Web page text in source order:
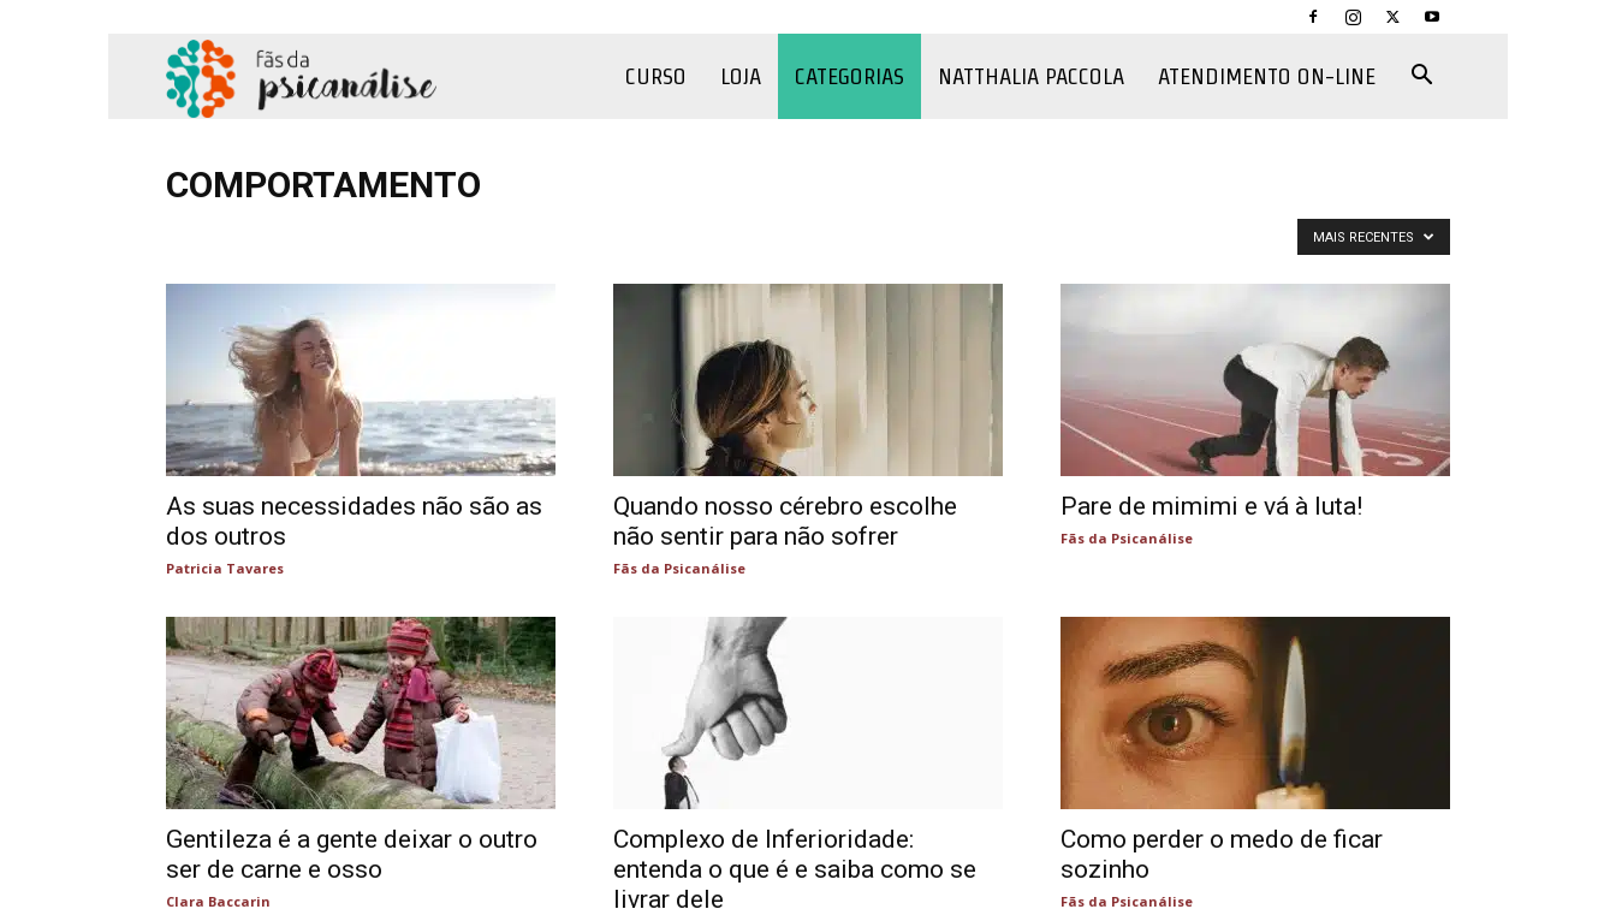
CURSO LOJA CATEGORIAS NATTHALIA PACCOLA ATENDIMENTO ON-LINE
COMPORTAMENTO
MAIS RECENTES
As suas necessidades não são as
dos outros
Patricia Tavares
Quando nosso cérebro escolhe
não sentir para não sofrer
Fãs da Psicanálise
Pare de mimimi e vá à luta!
Fãs da Psicanálise
Gentileza é a gente deixar o outro
ser de carne e osso
Clara Baccarin
Complexo de Inferioridade:
entenda o que é e saiba como se
livrar dele
Como perder o medo de ficar
sozinho
Fãs da Psicanálise